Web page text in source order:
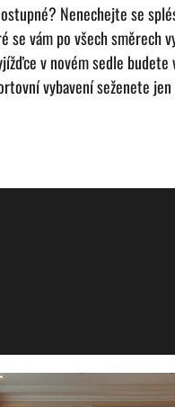
Nenechejte se
vám po všech směrech
v novém sedle budete
vybavení seženete jen